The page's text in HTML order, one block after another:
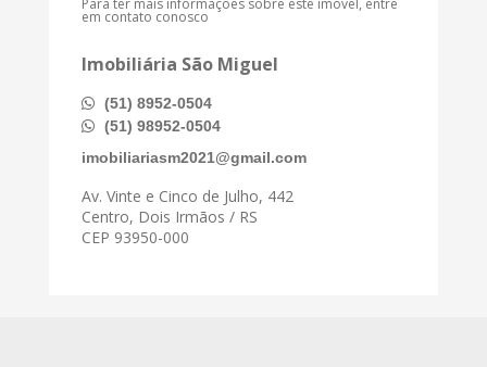
em contato conosco
Imobiliária São Miguel
(51) 8952-0504
(51) 98952-0504
imobiliariasm2021@gmail.com
Av. Vinte e Cinco de Julho, 442
Centro, Dois Irmãos / RS
CEP 93950-000